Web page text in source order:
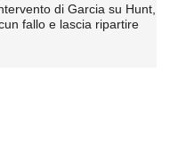
di Garcia su Hunt,
fallo e lascia ripartire